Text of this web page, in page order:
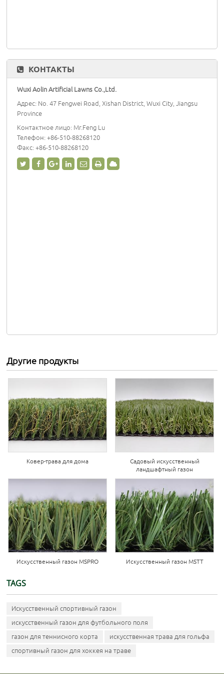
КОНТАКТЫ
Wuxi Aolin Artificial Lawns Co.,Ltd.
Адрес: No. 47 Fengwei Road, Xishan District, Wuxi City, Jiangsu
Province
Контактное лицо: Mr.Feng Lu
Телефон:+86-510-88268120
Факс: +86-510-88268120
Другие продукты
Ковер-трава для дома
Садовый искусственный
ландшафтный газон
Искусственный газон MSPRO Искусственный газон MSTT
TAGS
Искусственный спортивный газон
искусственный газон для футбольного поля
газон для теннисного корта
искусственная трава для гольфа
спортивный газон для хоккея на траве